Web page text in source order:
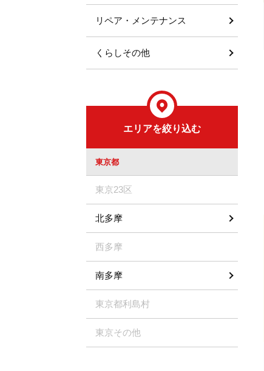
リペア・メンテナンス
くらしその他
エリアを絞り込む
東京都
東京23区
北多摩
西多摩
南多摩
東京都利島村
東京その他